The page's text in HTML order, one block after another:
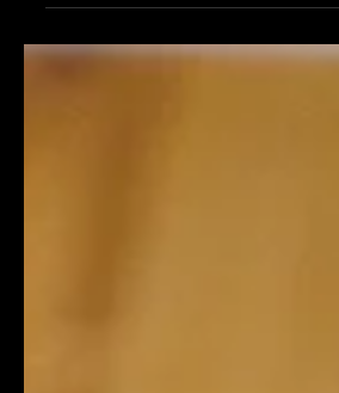
臨時休業のお知らせ
2026/7/19（日）20（月）は、諸用のため